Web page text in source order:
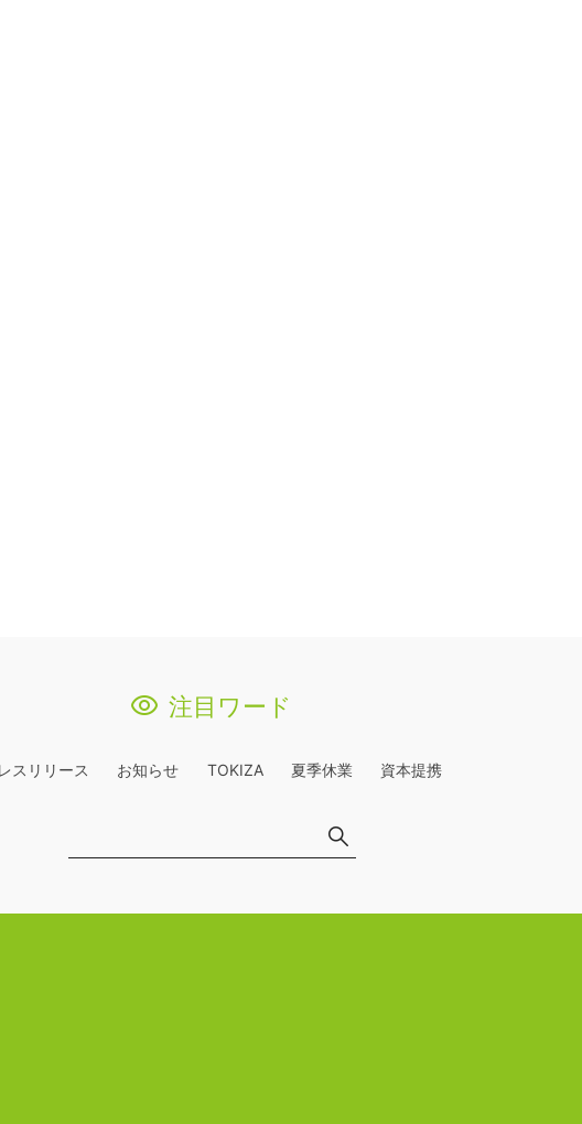
注目ワード
スリリース お知らせ TOKIZA 夏季休業 資本提携